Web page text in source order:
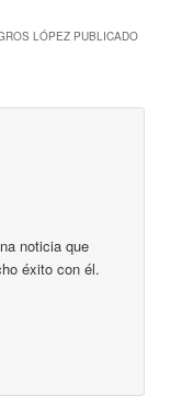
LÓPEZ PUBLICADO
noticia que
éxito con él.